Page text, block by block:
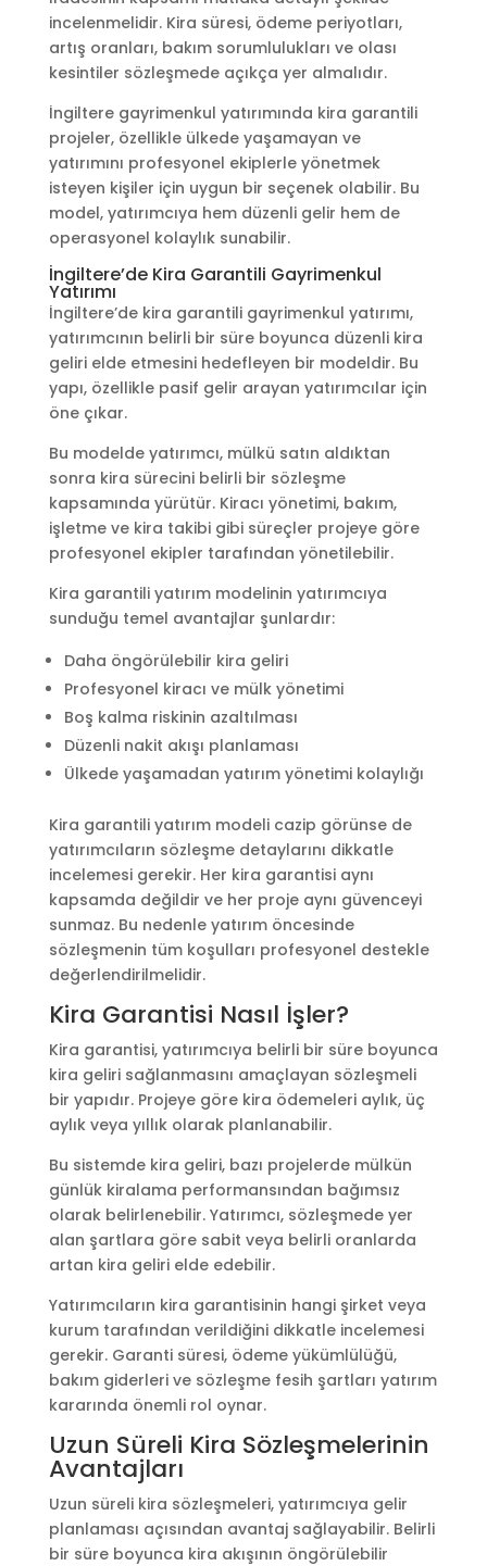
incelenmelidir. Kira süresi, ödeme periyotları,
artış oranları, bakım sorumlulukları ve olası
kesintiler sözleşmede açıkça yer almalıdır.
İngiltere gayrimenkul yatırımında kira garantili
projeler, özellikle ülkede yaşamayan ve
yatırımını profesyonel ekiplerle yönetmek
isteyen kişiler için uygun bir seçenek olabilir. Bu
model, yatırımcıya hem düzenli gelir hem de
operasyonel kolaylık sunabilir.
İngiltere’de Kira Garantili Gayrimenkul
Yatırımı
İngiltere’de kira garantili gayrimenkul yatırımı,
yatırımcının belirli bir süre boyunca düzenli kira
geliri elde etmesini hedefleyen bir modeldir. Bu
yapı, özellikle pasif gelir arayan yatırımcılar için
öne çıkar.
Bu modelde yatırımcı, mülkü satın aldıktan
sonra kira sürecini belirli bir sözleşme
kapsamında yürütür. Kiracı yönetimi, bakım,
işletme ve kira takibi gibi süreçler projeye göre
profesyonel ekipler tarafından yönetilebilir.
Kira garantili yatırım modelinin yatırımcıya
sunduğu temel avantajlar şunlardır:
Daha öngörülebilir kira geliri
Profesyonel kiracı ve mülk yönetimi
Boş kalma riskinin azaltılması
Düzenli nakit akışı planlaması
Ülkede yaşamadan yatırım yönetimi kolaylığı
Kira garantili yatırım modeli cazip görünse de
yatırımcıların sözleşme detaylarını dikkatle
incelemesi gerekir. Her kira garantisi aynı
kapsamda değildir ve her proje aynı güvenceyi
sunmaz. Bu nedenle yatırım öncesinde
sözleşmenin tüm koşulları profesyonel destekle
değerlendirilmelidir.
Kira Garantisi Nasıl İşler?
Kira garantisi, yatırımcıya belirli bir süre boyunca
kira geliri sağlanmasını amaçlayan sözleşmeli
bir yapıdır. Projeye göre kira ödemeleri aylık, üç
aylık veya yıllık olarak planlanabilir.
Bu sistemde kira geliri, bazı projelerde mülkün
günlük kiralama performansından bağımsız
olarak belirlenebilir. Yatırımcı, sözleşmede yer
alan şartlara göre sabit veya belirli oranlarda
artan kira geliri elde edebilir.
Yatırımcıların kira garantisinin hangi şirket veya
kurum tarafından verildiğini dikkatle incelemesi
gerekir. Garanti süresi, ödeme yükümlülüğü,
bakım giderleri ve sözleşme fesih şartları yatırım
kararında önemli rol oynar.
Uzun Süreli Kira Sözleşmelerinin
Avantajları
Uzun süreli kira sözleşmeleri, yatırımcıya gelir
planlaması açısından avantaj sağlayabilir. Belirli
bir süre boyunca kira akışının öngörülebilir